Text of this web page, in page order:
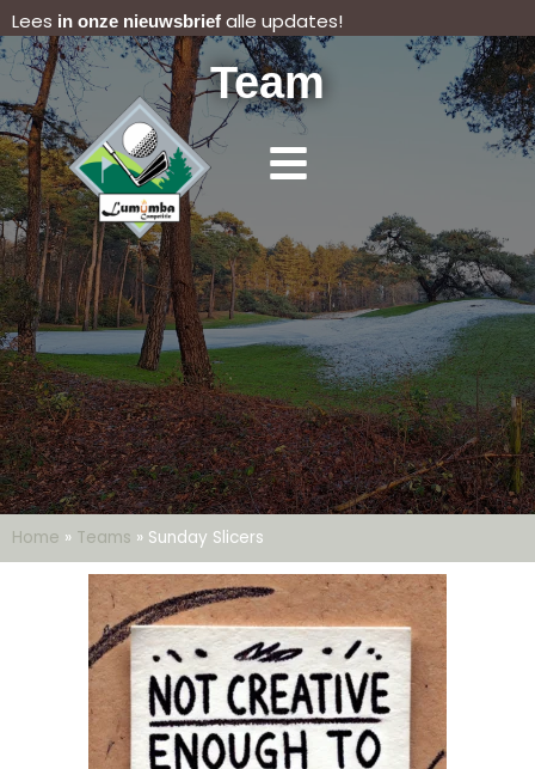
Lees in onze nieuwsbrief alle updates!
Team
Home » Teams » Sunday Slicers